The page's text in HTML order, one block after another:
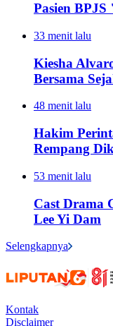
Pasien
33 menit lalu
Kiesha
Bersama
48 menit lalu
Hakim
Rempang
53 menit lalu
Cast Drama
Lee Yi Dam
Selengkapnya
Kontak
Disclaimer